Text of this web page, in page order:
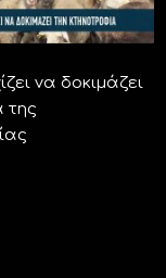
να δοκιμάζει
της